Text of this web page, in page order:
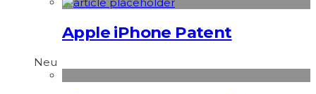
Apple iPhone Patent
Neu